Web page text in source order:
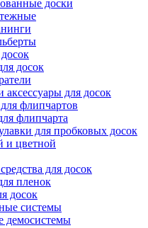
доски
досок
для досок
флипчартов
флипчарта
для пробковых досок
и цветной
для досок
пленок
досок
системы
демосистемы